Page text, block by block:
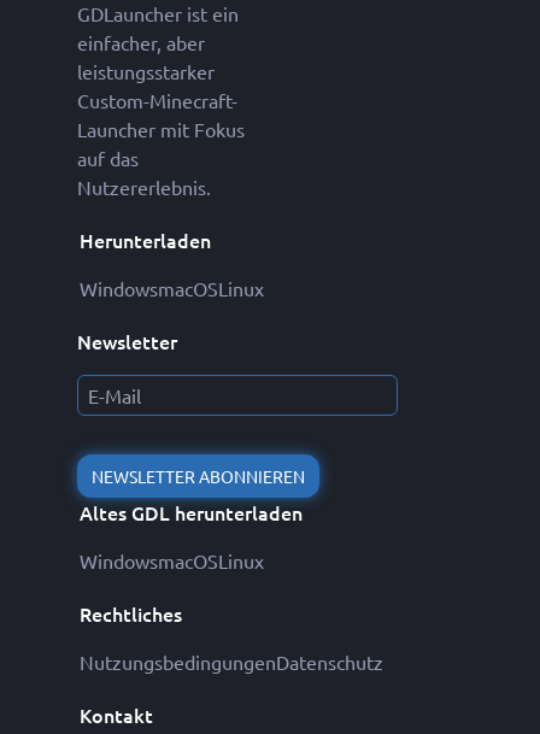
GDLauncher ist ein
einfacher, aber
leistungsstarker
Custom-Minecraft-
Launcher mit Fokus
auf das
Nutzererlebnis.
Herunterladen
WindowsmacOSLinux
Newsletter
NEWSLETTER ABONNIEREN
Altes GDL herunterladen
WindowsmacOSLinux
Rechtliches
NutzungsbedingungenDatenschutz
Kontakt